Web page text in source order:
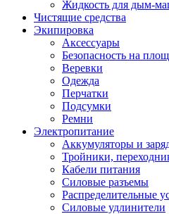
Жидкость для дым-
Чистящие средства
Экипировка
Аксессуары
Безопасность на
Веревки
Одежда
Перчатки
Подсумки
Ремни
Электропитание
Аккумуляторы и
Тройники,
Кабели питания
Силовые разъемы
Распределительные
Силовые удлинители